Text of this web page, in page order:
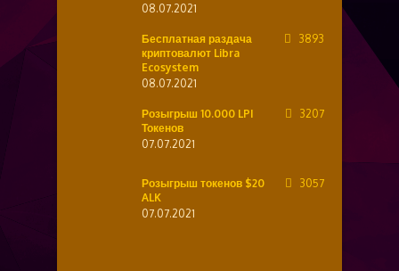
08.07.2021
Бесплатная раздача
криптовалют Libra
Ecosystem
08.07.2021
3893
Розыгрыш 10.000 LPI
Токенов
07.07.2021
3207
Розыгрыш токенов $20
ALK
07.07.2021
3057